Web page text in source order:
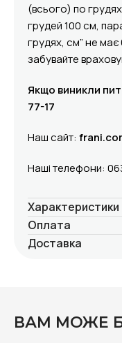
(всього) по
грудей 100 см,
грудях, см” не
забувайте
Якщо виникли
77-17
Наш сайт:
Наші телефони:
Характеристики
Оплата
Доставка
ВАМ МОЖЕ